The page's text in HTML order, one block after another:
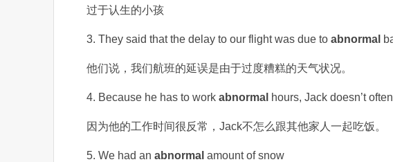
过于认生的小孩
3. They said that the delay to our flight was due to abnormal
他们说，我们航班的延误是由于过度糟糕的天气状况。
4. Because he has to work abnormal hours, Jack doesn’t
因为他的工作时间很反常，Jack不怎么跟其他家人一起吃饭。
5. We had an abnormal amount of snow